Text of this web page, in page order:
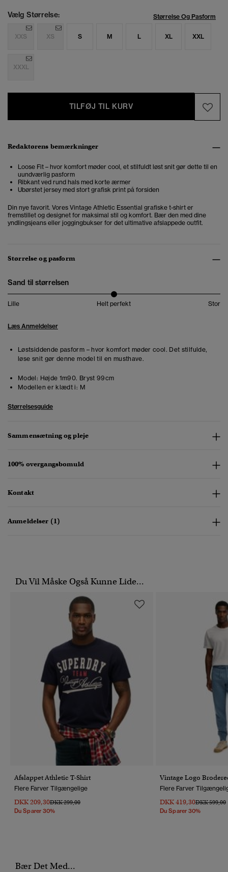
Vælg Størrelse: Størrelse Og Pasform
XXS XS S M L XL XXL
XXXL
TILFØJ TIL KURV
Redaktørens bemærkninger
Loose Fit – hvor komfort møder cool, et stilfuldt løst snit gør dette til en
uundværlig pasform
Ribkant ved rund hals med korte ærmer
Ubørstet jersey med stort grafisk print på forsiden
Din nye favorit. Vores Vintage Athletic Essential grafiske t-shirt er
fremstillet og designet for maksimal stil og komfort. Bær den med dine
yndlingsjeans eller joggingbukser for det ultimative afslappede outfit.
Størrelse og pasform
Sand til størrelsen
Lille Helt perfekt Stor
Læs Anmeldelser
Løstsiddende pasform – hvor komfort møder cool. Det stilfulde,
løse snit gør denne model til en musthave.
Model: Højde 1m90. Bryst 99cm
Modellen er klædt i: M
Størrelsesguide
Sammensætning og pleje
100% overgangsbomuld
Kontakt
Anmeldelser (1)
Du Vil Måske Også Kunne Lide...
Afslappet Athletic T-Shirt
Flere Farver Tilgængelige
DKK 209,30Pris Nedsat Fra
DKK 299,00Til
Du Sparer 30%
Vintage Logo
Flere Farver
DKK 419,30Pris Nedsat
DKK 599,00
Du Sparer 30%
Bær Det Med...